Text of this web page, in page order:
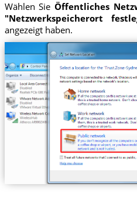
Wählen SieÖffentliches
"Netzwerkspeicherort
angezeigt haben.